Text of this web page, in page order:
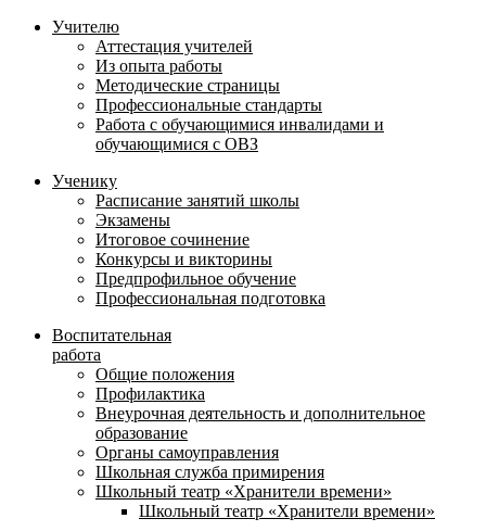
Учителю
Аттестация учителей
Из опыта работы
Методические страницы
Профессиональные стандарты
Работа с обучающимися инвалидами и
обучающимися с ОВЗ
Ученику
Расписание занятий школы
Экзамены
Итоговое сочинение
Конкурсы и викторины
Предпрофильное обучение
Профессиональная подготовка
Воспитательная
работа
Общие положения
Профилактика
Внеурочная деятельность и дополнительное
образование
Органы самоуправления
Школьная служба примирения
Школьный театр «Хранители времени»
Школьный театр «Хранители времени»